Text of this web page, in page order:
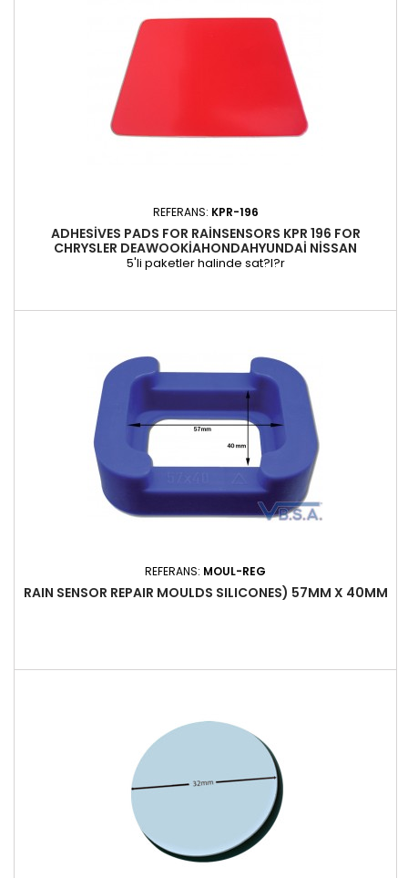
REFERANS: KPR-196
ADHESIVES PADS FOR RAINSENSORS KPR 196 FOR
CHRYSLER DEAWOOKIAHONDAHYUNDAI NISSAN
5'li paketler halinde sat?l?r
REFERANS: MOUL-REG
RAIN SENSOR REPAIR MOULDS SILICONES) 57MM X 40MM